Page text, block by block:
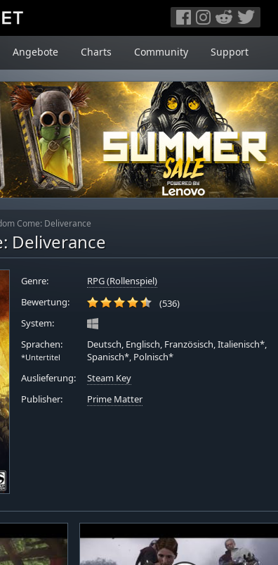
Angebote Charts Community Support
Come: Deliverance
Deliverance
Genre:
RPG (Rollenspiel)
Bewertung:
(536)
System:
Sprachen:
*Untertitel
Deutsch, Englisch, Französisch, Italienisch*,
Spanisch*, Polnisch*
Auslieferung:
Steam Key
Publisher:
Prime Matter